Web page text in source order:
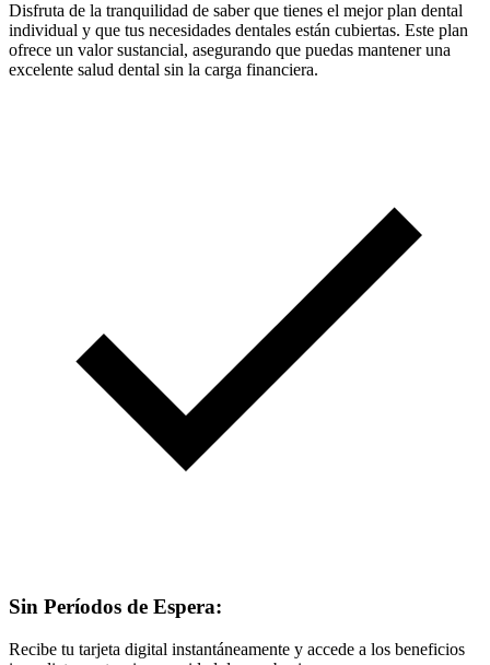
Disfruta de la tranquilidad de saber que tienes el mejor plan dental
individual y que tus necesidades dentales están cubiertas. Este plan
ofrece un valor sustancial, asegurando que puedas mantener una
excelente salud dental sin la carga financiera.
Sin Períodos de Espera:
Recibe tu tarjeta digital instantáneamente y accede a los beneficios